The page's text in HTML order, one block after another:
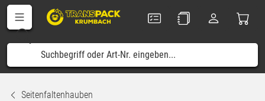
Seitenfaltenhauben